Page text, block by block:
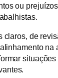
ou
claros, de
na